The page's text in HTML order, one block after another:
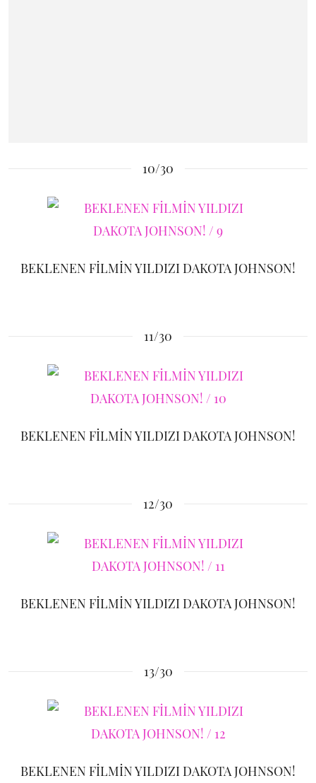
10/30
BEKLENEN FİLMİN YILDIZI DAKOTA JOHNSON!
11/30
BEKLENEN FİLMİN YILDIZI DAKOTA JOHNSON!
12/30
BEKLENEN FİLMİN YILDIZI DAKOTA JOHNSON!
13/30
BEKLENEN FİLMİN YILDIZI DAKOTA JOHNSON!